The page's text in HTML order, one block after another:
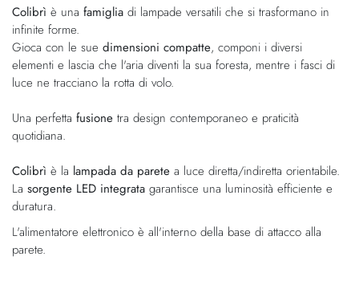
galleria
di
immagini
di
immagini
Colibrì è una famiglia di lampade versatili che si trasformano in
infinite forme.
Gioca con le sue dimensioni compatte, componi i diversi
elementi e lascia che l'aria diventi la sua foresta, mentre i fasci di
luce ne tracciano la rotta di volo.
Una perfetta fusione tra design contemporaneo e praticità
quotidiana.
Colibrì è la lampada da parete a luce diretta/indiretta orientabile.
La sorgente LED integrata garantisce una luminosità efficiente e
duratura.
L'alimentatore elettronico è all'interno della base di attacco alla
parete.